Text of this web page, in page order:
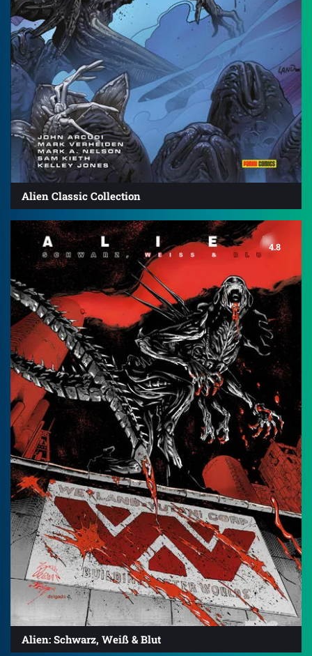
Alien Classic Collection
4.8
Alien: Schwarz, Weiß & Blut